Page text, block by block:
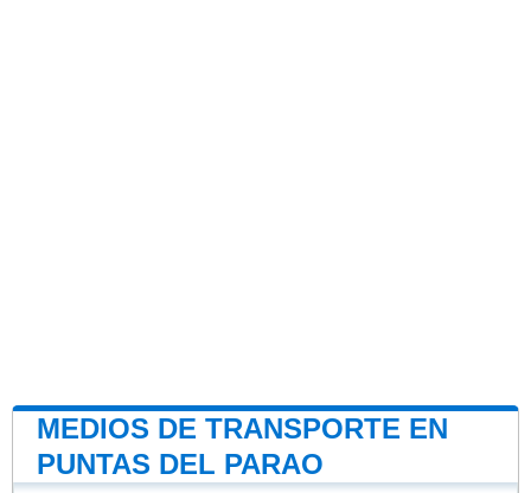
MEDIOS DE TRANSPORTE EN
PUNTAS DEL PARAO